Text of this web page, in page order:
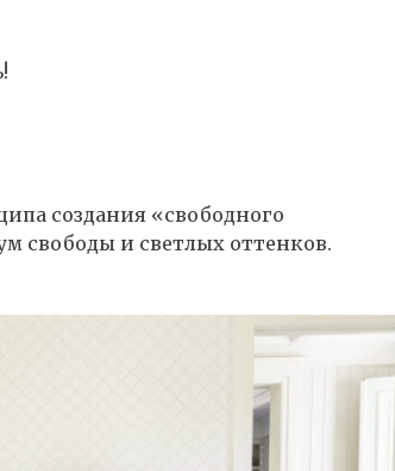
создания «свободного
свободы и светлых оттенков.